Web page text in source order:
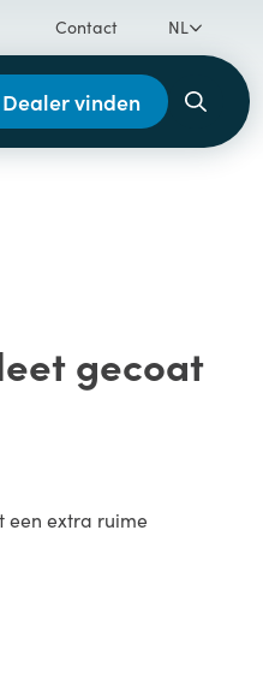
Contact NL
Dealer vinden
gecoat
een extra ruime